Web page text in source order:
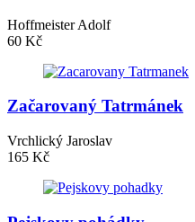
Hoffmeister Adolf
60 Kč
Začarovaný Tatrmánek
Vrchlický Jaroslav
165 Kč